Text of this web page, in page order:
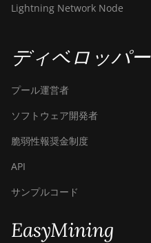
Lightning Network Node
ディベロッパー
プール運営者
ソフトウェア開発者
脆弱性報奨金制度
API
サンプルコード
EasyMining